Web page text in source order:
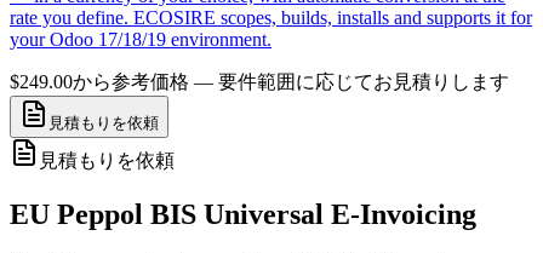
rate you define. ECOSIRE scopes, builds, installs and supports it for
your Odoo 17/18/19 environment.
$249.00から参考価格 — 要件範囲に応じてお見積りします
見積もりを依頼
見積もりを依頼
EU Peppol BIS Universal E-Invoicing